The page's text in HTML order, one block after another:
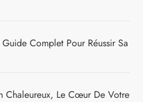
Complet Pour Réussir Sa
Chaleureux, Le Cœur De Votre